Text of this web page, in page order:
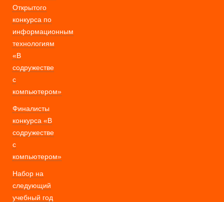
Открытого
конкурса по
информационным
технологиям
«В
содружестве
с
компьютером»
Финалисты
конкурса «В
содружестве
с
компьютером»
Набор на
следующий
учебный год